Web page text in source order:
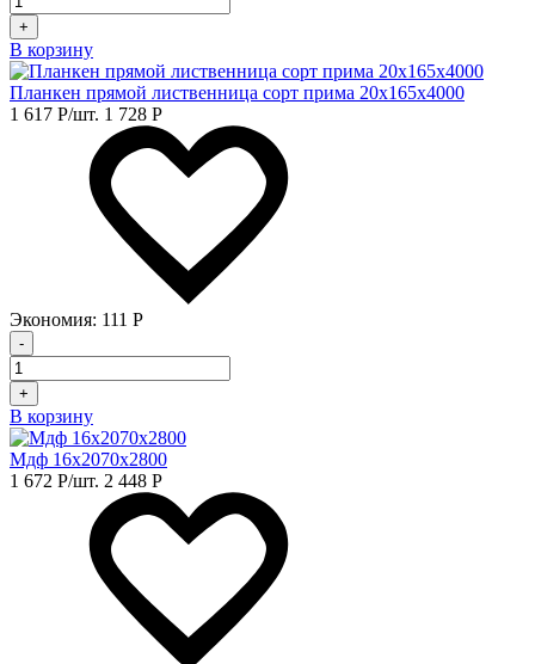
+
В корзину
Планкен прямой лиственница сорт прима 20х165х4000
1 617 Р/шт. 1 728 Р
Экономия: 111 Р
-
+
В корзину
Мдф 16х2070х2800
1 672 Р/шт. 2 448 Р